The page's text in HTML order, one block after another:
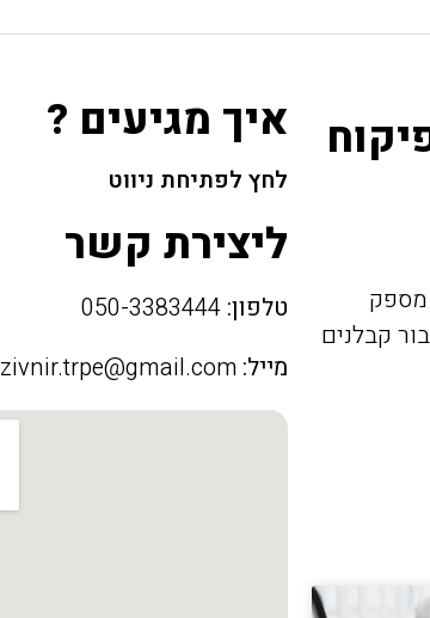
מספק
קבלנים
איך מגיעים ?
לחץ לפתיחת ניווט
ליצירת קשר
טלפון: 050-3383444
מייל: zivnir.trpe@gmail.com